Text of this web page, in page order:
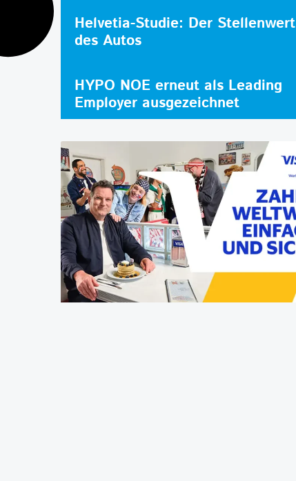
Helvetia-Studie: Der Stellenwert
des Autos
HYPO NOE erneut als Leading
Employer ausgezeichnet